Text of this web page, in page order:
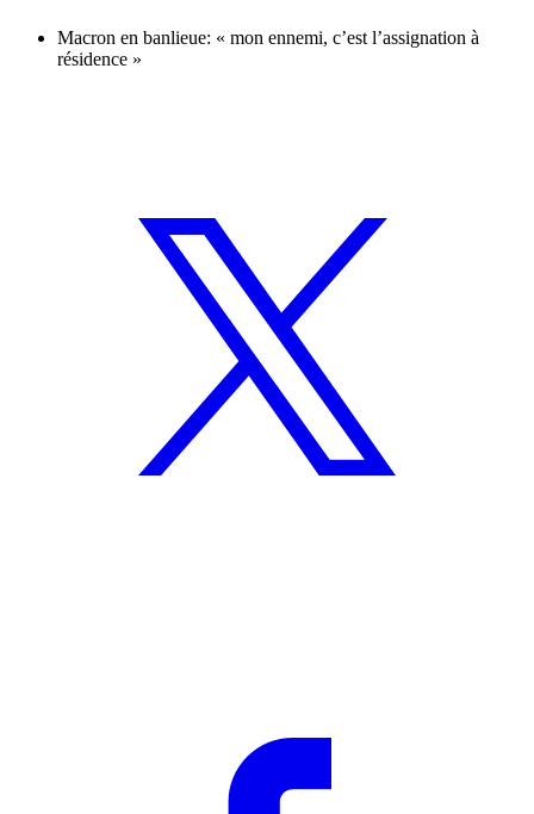
Macron en banlieue: « mon ennemi, c’est l’assignation à
résidence »